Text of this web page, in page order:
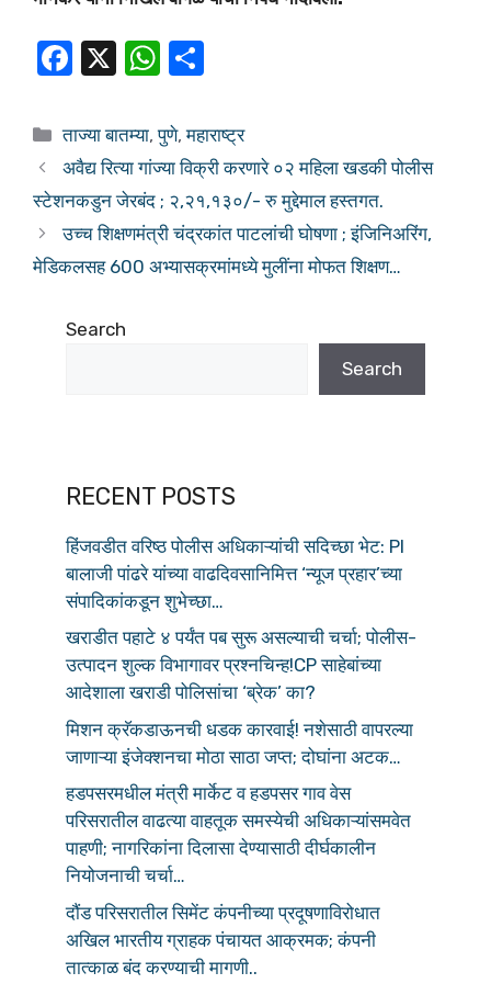
F
c
e
b
o
o
X
W
at
s
A
p
p
ar
e
ताज्या बातम्या,पुणे,महाराष्ट्र
अवैद्य रित्या गांज्या विक्री करणारे ०२ महिला खडकी पोलीस
स्टेशनकडुन जेरबंद ; २,२१,१३०/- रु मुद्देमाल हस्तगत.
उच्च शिक्षणमंत्री चंद्रकांत पाटलांची घोषणा ; इंजिनिअरिंग,
मेडिकलसह 600 अभ्यासक्रमांमध्ये मुलींना मोफत शिक्षण…
Search
Search
RECENT POSTS
हिंजवडीत वरिष्ठ पोलीस अधिकाऱ्यांची सदिच्छा भेट: PI
बालाजी पांढरे यांच्या वाढदिवसानिमित्त ‘न्यूज प्रहार’च्या
संपादिकांकडून शुभेच्छा…
खराडीत पहाटे ४ पर्यंत पब सुरू असल्याची चर्चा; पोलीस-
उत्पादन शुल्क विभागावर प्रश्नचिन्ह!CP साहेबांच्या
आदेशाला खराडी पोलिसांचा ‘ब्रेक’ का?
मिशन क्रॅकडाऊनची धडक कारवाई! नशेसाठी वापरल्या
जाणाऱ्या इंजेक्शनचा मोठा साठा जप्त; दोघांना अटक…
हडपसरमधील मंत्री मार्केट व हडपसर गाव वेस
परिसरातील वाढत्या वाहतूक समस्येची अधिकाऱ्यांसमवेत
पाहणी; नागरिकांना दिलासा देण्यासाठी दीर्घकालीन
नियोजनाची चर्चा…
दौंड परिसरातील सिमेंट कंपनीच्या प्रदूषणाविरोधात
अखिल भारतीय ग्राहक पंचायत आक्रमक; कंपनी
तात्काळ बंद करण्याची मागणी..